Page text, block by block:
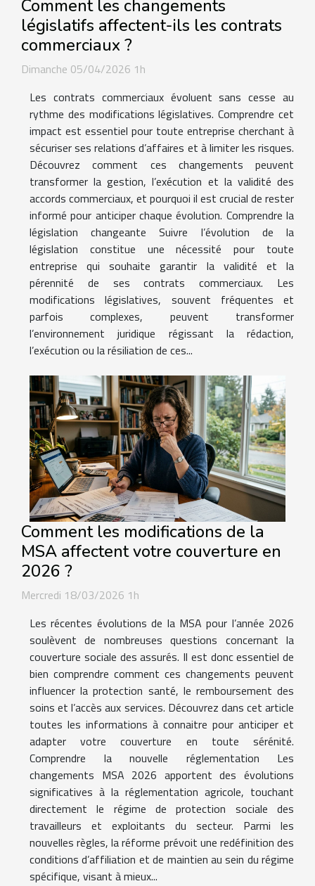
Comment les changements
législatifs affectent-ils les contrats
commerciaux ?
Dimanche 05/04/2026 1h
Les contrats commerciaux évoluent sans cesse au
rythme des modifications législatives. Comprendre cet
impact est essentiel pour toute entreprise cherchant à
sécuriser ses relations d’affaires et à limiter les risques.
Découvrez comment ces changements peuvent
transformer la gestion, l’exécution et la validité des
accords commerciaux, et pourquoi il est crucial de rester
informé pour anticiper chaque évolution. Comprendre la
législation changeante Suivre l’évolution de la
législation constitue une nécessité pour toute
entreprise qui souhaite garantir la validité et la
pérennité de ses contrats commerciaux. Les
modifications législatives, souvent fréquentes et
parfois complexes, peuvent transformer
l’environnement juridique régissant la rédaction,
l’exécution ou la résiliation de ces...
Comment les modifications de la
MSA affectent votre couverture en
2026 ?
Mercredi 18/03/2026 1h
Les récentes évolutions de la MSA pour l’année 2026
soulèvent de nombreuses questions concernant la
couverture sociale des assurés. Il est donc essentiel de
bien comprendre comment ces changements peuvent
influencer la protection santé, le remboursement des
soins et l’accès aux services. Découvrez dans cet article
toutes les informations à connaitre pour anticiper et
adapter votre couverture en toute sérénité.
Comprendre la nouvelle réglementation Les
changements MSA 2026 apportent des évolutions
significatives à la réglementation agricole, touchant
directement le régime de protection sociale des
travailleurs et exploitants du secteur. Parmi les
nouvelles règles, la réforme prévoit une redéfinition des
conditions d’affiliation et de maintien au sein du régime
spécifique, visant à mieux...